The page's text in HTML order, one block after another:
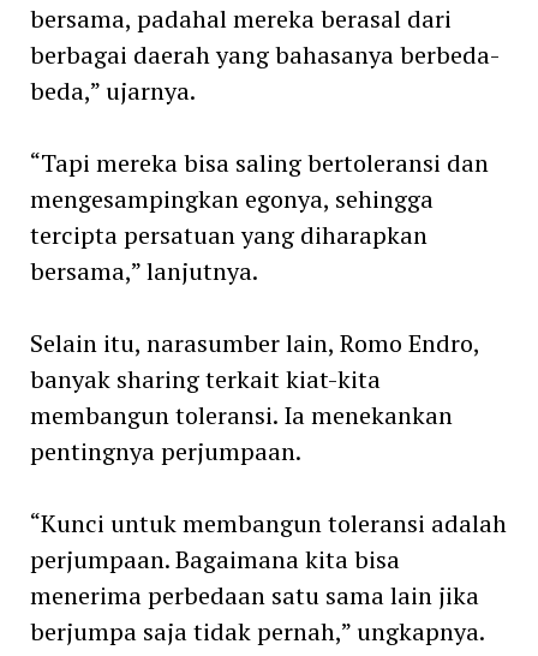
bersama, padahal mereka berasal dari
berbagai daerah yang bahasanya berbeda-
beda,” ujarnya.
“Tapi mereka bisa saling bertoleransi dan
mengesampingkan egonya, sehingga
tercipta persatuan yang diharapkan
bersama,” lanjutnya.
Selain itu, narasumber lain, Romo Endro,
banyak sharing terkait kiat-kita
membangun toleransi. Ia menekankan
pentingnya perjumpaan.
“Kunci untuk membangun toleransi adalah
perjumpaan. Bagaimana kita bisa
menerima perbedaan satu sama lain jika
berjumpa saja tidak pernah,” ungkapnya.